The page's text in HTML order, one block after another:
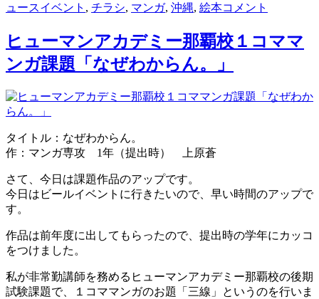
稿
稿
テ
リ
ー
ュースタ
イベント , チラシ, マンガ, 沖縄, 絵本「さ
ら
の
花
よ
せ
ベ
開
催
コメント
ヒューマンアカデミー那覇校１コママ
ンガ課題「なぜわからん。」
タイトル：なぜわからん。
作：マンガ専攻 1年（提出時） 上原蒼
さて、今日は課題作品のアップです。
今日はビールイベントに行きたいので、早い時間のアップで
す。
作品は前年度に出してもらったので、提出時の学年にカッコ
をつけました。
私が非常勤講師を務めるヒューマンアカデミー那覇校の後期
試験課題で、１コママンガのお題「三線」というのを行いま